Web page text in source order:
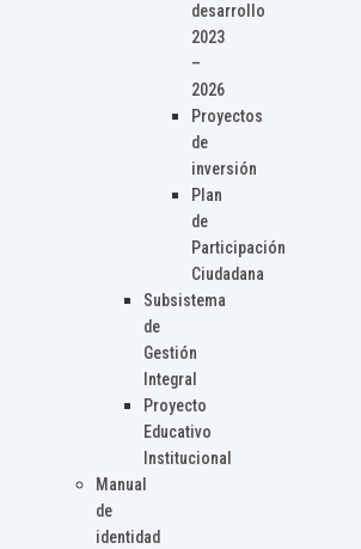
desarrollo
2023
–
2026
Proyectos
de
inversión
Plan
de
Participación
Ciudadana
Subsistema
de
Gestión
Integral
Proyecto
Educativo
Institucional
Manual
de
identidad